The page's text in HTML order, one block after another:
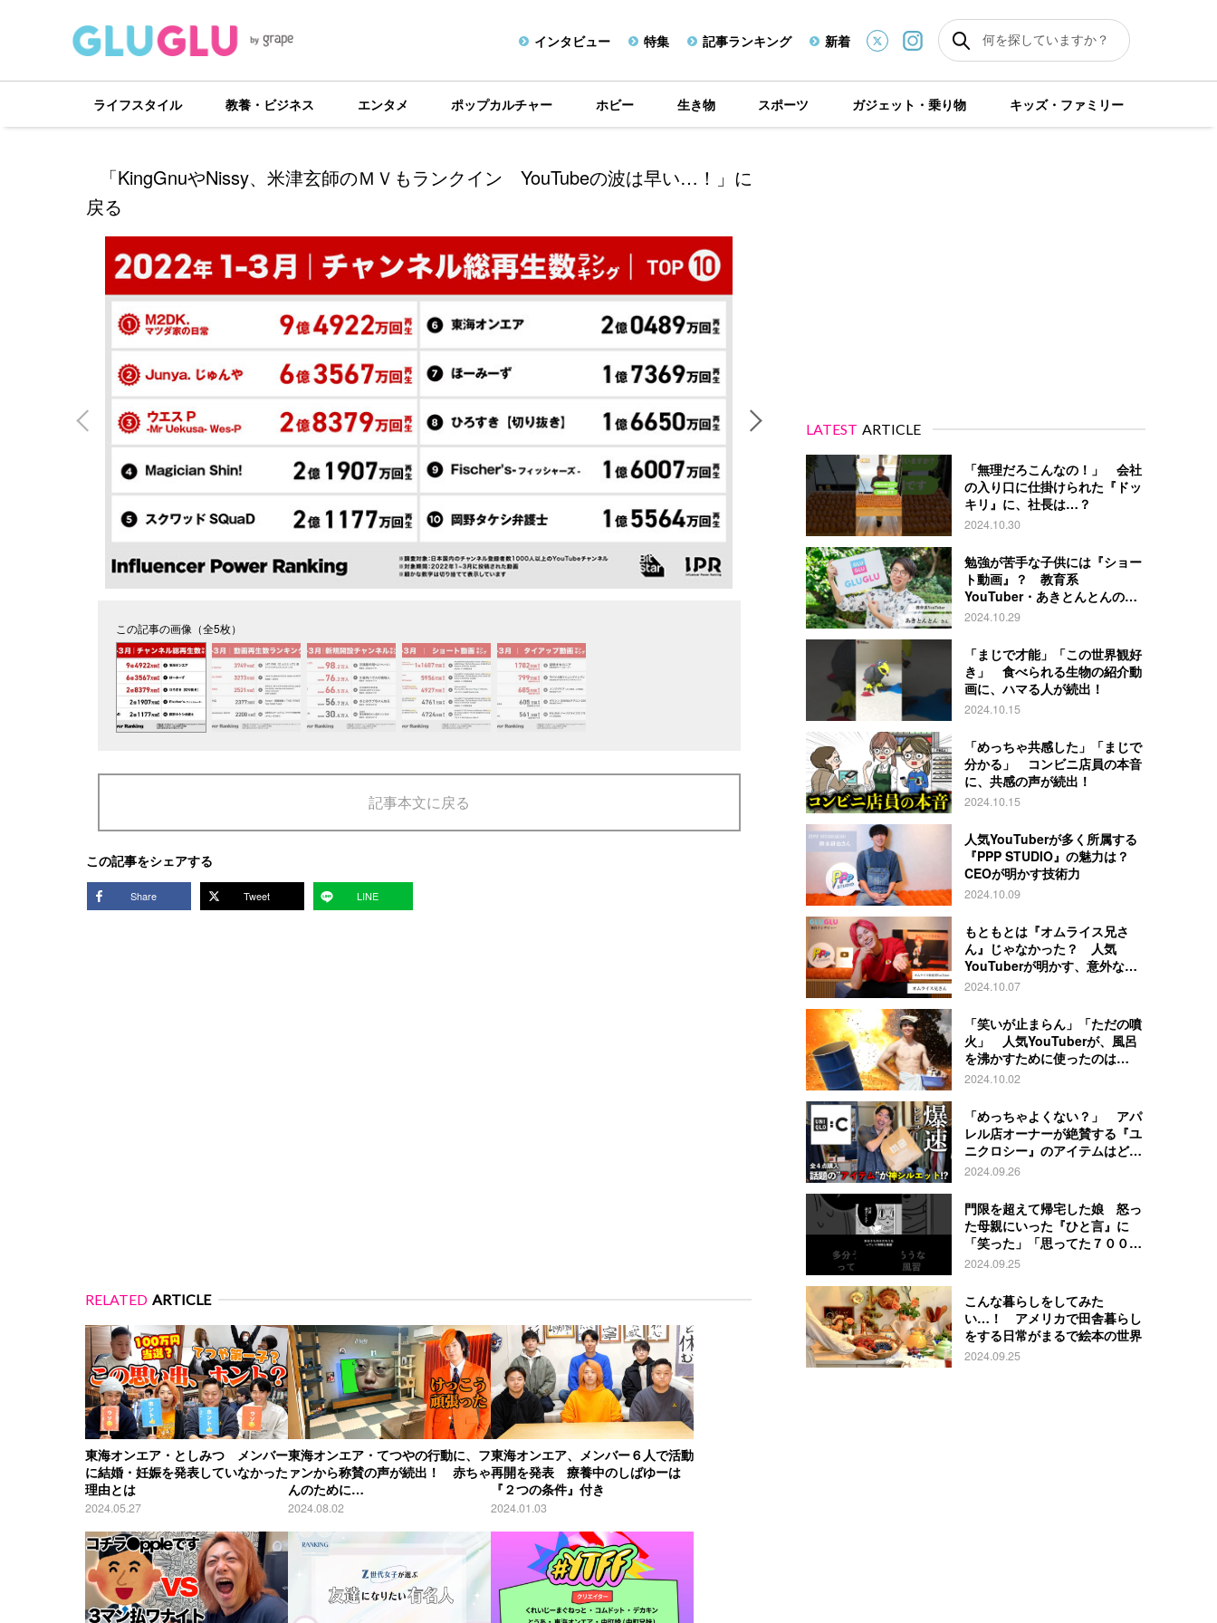
インタビュー 特集 記事ランキング 新着
ライフスタイル 教養・ビジネス エンタメ ポップカルチャー ホビー 生き物 スポーツ ガジェット・乗り物 キッズ・ファミリー
「KingGnuやNissy、米津玄師のＭＶもランクイン YouTubeの波は早い…！」に
戻る
この記事の画像（全5枚）
記事本文に戻る
この記事をシェアする
Share Tweet LINE
RELATED ARTICLE
東海オンエア・としみつ メンバー
に結婚・妊娠を発表していなかった
理由とは
2024.05.27
東海オンエア・てつやの行動に、フ
ァンから称賛の声が続出！ 赤ちゃ
んのために…
2024.08.02
東海オンエア、メンバー６人で活動
再開を発表 療養中のしばゆーは
『２つの条件』付き
2024.01.03
LATEST ARTICLE
「無理だろこんなの！」 会社
の入り口に仕掛けられた『ドッ
キリ』に、社長は…？
2024.10.30
勉強が苦手な子供には『ショー
ト動画』？ 教育系
YouTuber・あきとんとんの戦
略とは
2024.10.29
「まじで才能」「この世界観好
き」 食べられる生物の紹介動
画に、ハマる人が続出！
2024.10.15
「めっちゃ共感した」「まじで
分かる」 コンビニ店員の本音
に、共感の声が続出！
2024.10.15
人気YouTuberが多く所属する
『PPP STUDIO』の魅力は？
CEOが明かす技術力
2024.10.09
もともとは『オムライス兄さ
ん』じゃなかった？ 人気
YouTuberが明かす、意外な過
去とは
2024.10.07
「笑いが止まらん」「ただの噴
火」 人気YouTuberが、風呂
を沸かすために使ったのは…
2024.10.02
「めっちゃよくない？」 アパ
レル店オーナーが絶賛する『ユ
ニクロシー』のアイテムはど
れ？
2024.09.26
門限を超えて帰宅した娘 怒っ
た母親にいった『ひと言』に
「笑った」「思ってた７００倍
特殊」
2024.09.25
こんな暮らしをしてみた
い…！ アメリカで田舎暮らし
をする日常がまるで絵本の世界
2024.09.25